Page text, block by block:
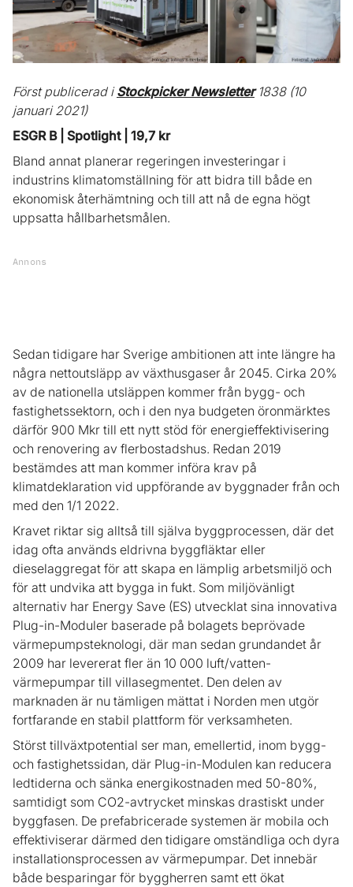
Först publicerad iStockpicker Newsletter1838 (10
januari 2021)
ESGR B | Spotlight | 19,7 kr
Bland annat planerar regeringen investeringar i
industrins klimatomställning för att bidra till både en
ekonomisk återhämtning och till att nå de egna högt
uppsatta hållbarhetsmålen.
Annons
Sedan tidigare har Sverige ambitionen att inte längre ha
några nettoutsläpp av växthusgaser år 2045. Cirka 20%
av de nationella utsläppen kommer från bygg- och
fastighetssektorn, och i den nya budgeten öronmärktes
därför 900 Mkr till ett nytt stöd för energieffektivisering
och renovering av flerbostadshus. Redan 2019
bestämdes att man kommer införa krav på
klimatdeklaration vid uppförande av byggnader från och
med den 1/1 2022.
Kravet riktar sig alltså till själva byggprocessen, där det
idag ofta används eldrivna byggfläktar eller
dieselaggregat för att skapa en lämplig arbetsmiljö och
för att undvika att bygga in fukt. Som miljövänligt
alternativ har Energy Save (ES) utvecklat sina innovativa
Plug-in-Moduler baserade på bolagets beprövade
värmepumpsteknologi, där man sedan grundandet år
2009 har levererat fler än 10 000 luft/vatten-
värmepumpar till villasegmentet. Den delen av
marknaden är nu tämligen mättat i Norden men utgör
fortfarande en stabil plattform för verksamheten.
Störst tillväxtpotential ser man, emellertid, inom bygg-
och fastighetssidan, där Plug-in-Modulen kan reducera
ledtiderna och sänka energikostnaden med 50-80%,
samtidigt som CO2-avtrycket minskas drastiskt under
byggfasen. De prefabricerade systemen är mobila och
effektiviserar därmed den tidigare omständliga och dyra
installationsprocessen av värmepumpar. Det innebär
både besparingar för byggherren samt ett ökat